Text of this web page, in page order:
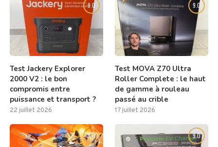
9.0
Test Jackery Explorer
2000 V2 : le bon
compromis entre
puissance et transport ?
22 juillet 2026
9.0
Test MOVA Z70 Ultra
Roller Complete : le haut
de gamme à rouleau
passé au crible
17 juillet 2026
8.0 9.0